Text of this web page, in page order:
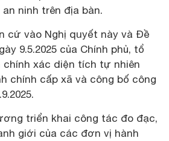
ninh trên địa bàn.
cứ vào Nghị quyết này và Đề
9.5.2025 của Chính phủ, tổ
xác diện tích tự nhiên
chính cấp xã và công bố công
triển khai công tác đo đạc,
giới của các đơn vị hành